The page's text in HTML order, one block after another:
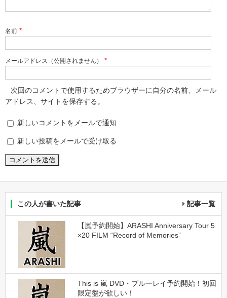
名前 *
メールアドレス（公開されません） *
次回のコメントで使用するためブラウザーに自分の名前、メール
アドレス、サイトを保存する。
新しいコメントをメールで通知
新しい投稿をメールで受け取る
この人が書いた記事 記事一覧
【嵐予約開始】ARASHI Anniversary Tour 5
×20 FILM “Record of Memories”
This is 嵐 DVD・ブルーレイ予約開始！初回
限定盤が欲しい！